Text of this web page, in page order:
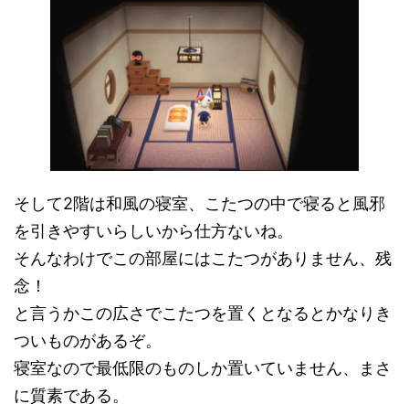
そして2階は和風の寝室、こたつの中で寝ると風邪
を引きやすいらしいから仕方ないね。
そんなわけでこの部屋にはこたつがありません、残
念！
と言うかこの広さでこたつを置くとなるとかなりき
ついものがあるぞ。
寝室なので最低限のものしか置いていません、まさ
に質素である。